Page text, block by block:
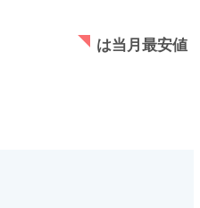
は当月最安値